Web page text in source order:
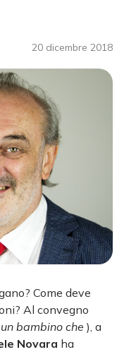
20 dicembre 2018
Come deve
Al convegno
bambino che ), a
Novara ha